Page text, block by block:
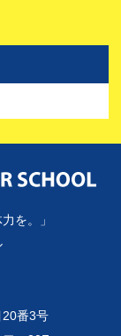
を。」
番3号